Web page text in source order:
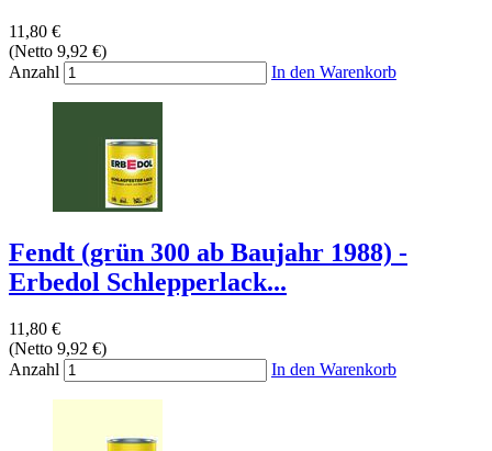
11,80 €
(Netto 9,92 €)
Anzahl
In den Warenkorb
Fendt (grün 300 ab Baujahr 1988) -
Erbedol Schlepperlack...
11,80 €
(Netto 9,92 €)
Anzahl
In den Warenkorb